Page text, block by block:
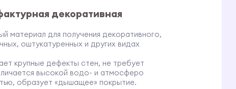
декоративная
материал для получения декоративного,
оштукатуренных и других видах
крупные дефекты стен, не требует
высокой водо- и атмосферо
образует «дышащее» покрытие.